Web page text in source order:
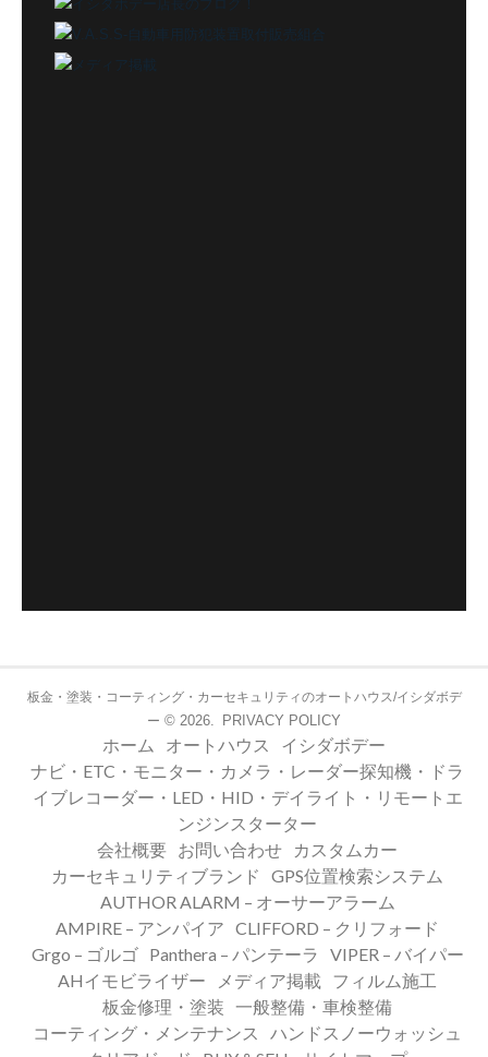
板金・塗装・コーティング・カーセキュリティのオートハウス/イシダボデ
ー © 2026. PRIVACY POLICY
ホーム オートハウス
イシダボデー
ナビ・ETC・モニター・カメラ・レーダー探知機・ドラ
イブレコーダー・LED・HID・デイライト・リモートエ
ンジンスターター
会社概要 お問い合わせ
カスタムカー
カーセキュリティブランド
GPS位置検索システム
AUTHOR ALARM – オーサーアラーム
AMPIRE – アンパイア CLIFFORD – クリフォード
Grgo – ゴルゴ
Panthera – パンテーラ
VIPER – バイパー
AHイモビライザー
メディア掲載
フィルム施工
板金修理・塗装 一般整備・車検整備
コーティング・メンテナンス
ハンドスノーウォッシュ